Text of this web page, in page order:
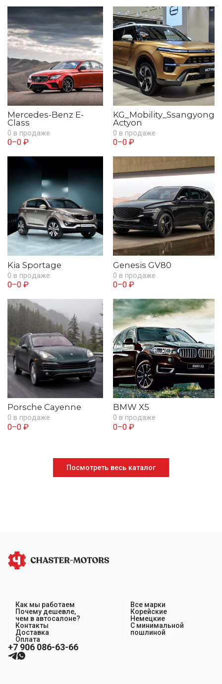
Mercedes-Benz E-
Class
0 в продаже
0–0 ₽
KG_Mobility_Ssangyong
Actyon
0 в продаже
0–0 ₽
Kia Sportage
0 в продаже
0–0 ₽
Genesis GV80
0 в продаже
0–0 ₽
Porsche Cayenne
0 в продаже
0–0 ₽
BMW X5
0 в продаже
0–0 ₽
Посмотреть весь каталог
Как мы работаем
Почему дешевле,
чем в автосалоне?
Контакты
Доставка
Оплата
Все марки
Корейские
Немецкие
С минимальной
пошлиной
+7 906 086-63-66